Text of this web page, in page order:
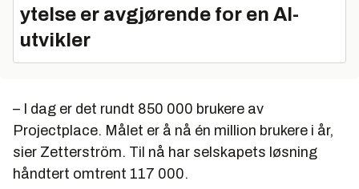
ytelse er avgjørende for en AI-
utvikler
– I dag er det rundt 850 000 brukere av
Projectplace. Målet er å nå én million brukere i år,
sier Zetterström. Til nå har selskapets løsning
håndtert omtrent 117 000.